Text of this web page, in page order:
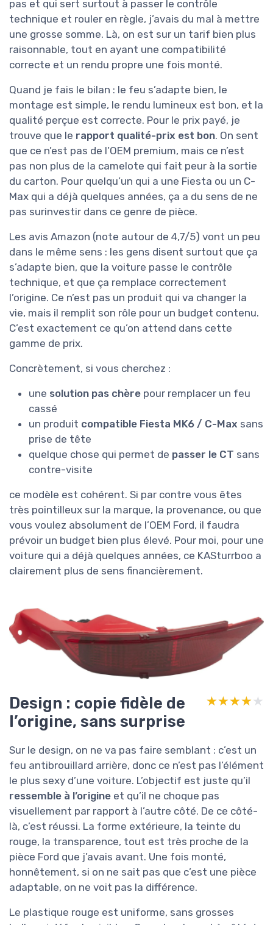
pas et qui sert surtout à passer le contrôle
technique et rouler en règle, j’avais du mal à mettre
une grosse somme. Là, on est sur un tarif bien plus
raisonnable, tout en ayant une compatibilité
correcte et un rendu propre une fois monté.
Quand je fais le bilan : le feu s’adapte bien, le
montage est simple, le rendu lumineux est bon, et la
qualité perçue est correcte. Pour le prix payé, je
trouve que le rapport qualité-prix est bon. On sent
que ce n’est pas de l’OEM premium, mais ce n’est
pas non plus de la camelote qui fait peur à la sortie
du carton. Pour quelqu’un qui a une Fiesta ou un C-
Max qui a déjà quelques années, ça a du sens de ne
pas surinvestir dans ce genre de pièce.
Les avis Amazon (note autour de 4,7/5) vont un peu
dans le même sens : les gens disent surtout que ça
s’adapte bien, que la voiture passe le contrôle
technique, et que ça remplace correctement
l’origine. Ce n’est pas un produit qui va changer la
vie, mais il remplit son rôle pour un budget contenu.
C’est exactement ce qu’on attend dans cette
gamme de prix.
Concrètement, si vous cherchez :
une solution pas chère pour remplacer un feu
cassé
un produit compatible Fiesta MK6 / C-Max sans
prise de tête
quelque chose qui permet de passer le CT sans
contre-visite
ce modèle est cohérent. Si par contre vous êtes
très pointilleux sur la marque, la provenance, ou que
vous voulez absolument de l’OEM Ford, il faudra
prévoir un budget bien plus élevé. Pour moi, pour une
voiture qui a déjà quelques années, ce KASturrboo a
clairement plus de sens financièrement.
Design : copie fidèle de
l’origine, sans surprise
★★★★★
★★★★★
Sur le design, on ne va pas faire semblant : c’est un
feu antibrouillard arrière, donc ce n’est pas l’élément
le plus sexy d’une voiture. L’objectif est juste qu’il
ressemble à l’origine et qu’il ne choque pas
visuellement par rapport à l’autre côté. De ce côté-
là, c’est réussi. La forme extérieure, la teinte du
rouge, la transparence, tout est très proche de la
pièce Ford que j’avais avant. Une fois monté,
honnêtement, si on ne sait pas que c’est une pièce
adaptable, on ne voit pas la différence.
Le plastique rouge est uniforme, sans grosses